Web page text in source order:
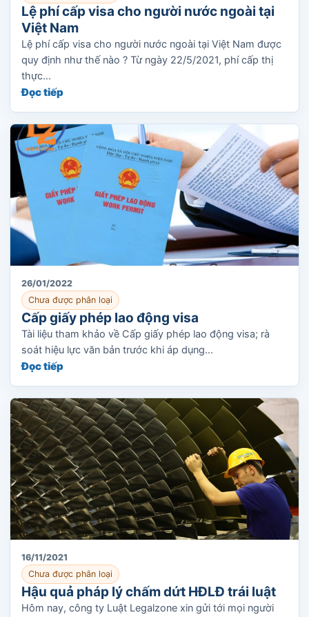
Lệ phí cấp visa cho người nước ngoài tại
Việt Nam
Lệ phí cấp visa cho người nước ngoài tại Việt Nam được
quy định như thế nào ? Từ ngày 22/5/2021, phí cấp thị
thực...
Đọc tiếp
26/01/2022
Chưa được phân loại
Cấp giấy phép lao động visa
Tài liệu tham khảo về Cấp giấy phép lao động visa; rà
soát hiệu lực văn bản trước khi áp dụng...
Đọc tiếp
16/11/2021
Chưa được phân loại
Hậu quả pháp lý chấm dứt HĐLĐ trái luật
Hôm nay, công ty Luật Legalzone xin gửi tới mọi người